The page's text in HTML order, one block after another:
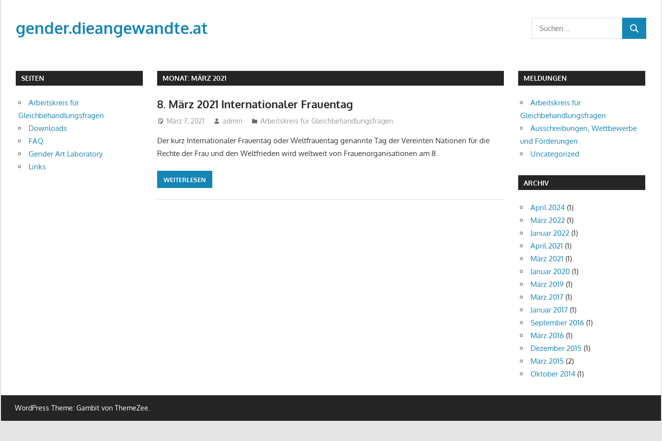
springen
gender.dieangewandte.at
WordPress
site
Suchen
nach:
SUCHEN
MONAT: MÄRZ 2021
8. März 2021 Internationaler Frauentag
März 7, 2021 admin Arbeitskreis für Gleichbehandlungsfragen
Der kurz Internationaler Frauentag oder Weltfrauentag genannte Tag der Vereinten Nationen für die
Rechte der Frau und den Weltfrieden wird weltweit von Frauenorganisationen am 8.
WEITERLESEN
SEITEN
Arbeitskreis für
Gleichbehandlungsfragen
Downloads
FAQ
Gender Art Laboratory
Links
MELDUNGEN
Arbeitskreis für
Gleichbehandlungsfragen
Ausschreibungen, Wettbewerbe
und Förderungen
Uncategorized
ARCHIV
April 2024 (1)
März 2022 (1)
Januar 2022 (1)
April 2021 (1)
März 2021 (1)
Januar 2020 (1)
März 2019 (1)
März 2017 (1)
Januar 2017 (1)
September 2016 (1)
März 2016 (1)
Dezember 2015 (1)
März 2015 (2)
Oktober 2014 (1)
WordPress Theme: Gambit von ThemeZee.